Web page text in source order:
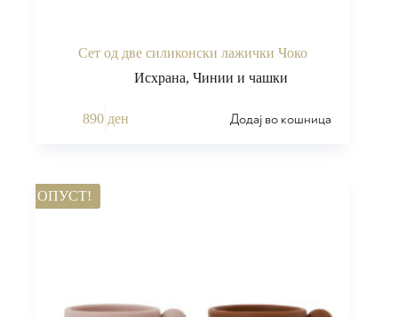
Сет од две силиконски лажички Чоко
Исхрана, Чинии и чашки
890 ден Додај во кошница
ПОПУСТ!